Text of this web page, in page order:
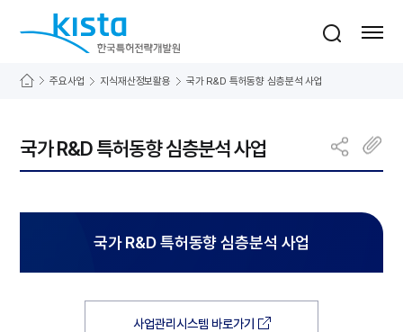
한국특허전략개발원
통합검색
사이트맵 열기
주요사업 지식재산정보활용 국가 R&D 특허동향 심층분석 사업
국가 R&D 특허동향 심층분석 사업
국가 R&D 특허동향 심층분석 사업
사업관리시스템 바로가기